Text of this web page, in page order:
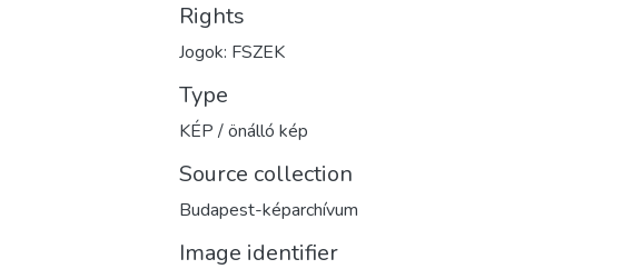
Rights
Jogok: FSZEK
Type
KÉP / önálló kép
Source collection
Budapest-képarchívum
Image identifier